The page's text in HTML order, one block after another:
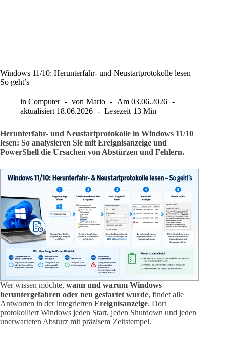
Windows 11/10: Herunterfahr- und Neustartprotokolle lesen –
So geht’s
in Computer von Mario Am 03.06.2026
aktualisiert 18.06.2026 Lesezeit 13 Min
Herunterfahr- und Neustartprotokolle in Windows 11/10
lesen: So analysieren Sie mit Ereignisanzeige und
PowerShell die Ursachen von Abstürzen und Fehlern.
Wer wissen möchte, wann und warum Windows
heruntergefahren oder neu gestartet wurde, findet alle
Antworten in der integrierten Ereignisanzeige. Dort
protokolliert Windows jeden Start, jeden Shutdown und jeden
unerwarteten Absturz mit präzisem Zeitstempel.